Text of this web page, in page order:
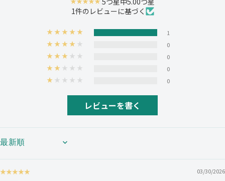
e
D
a
y
1件のレビューに基づく
1
0
0
0
0
レビューを書く
SORT BY
03/30/2026